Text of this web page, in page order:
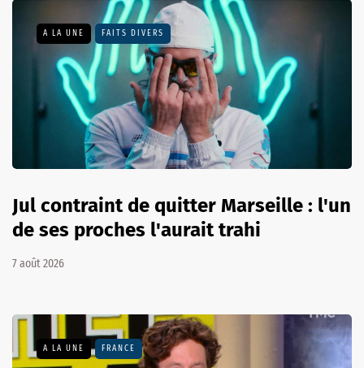
A LA UNE FAITS DIVERS
Jul contraint de quitter Marseille : l'un
de ses proches l'aurait trahi
7 août 2026
A LA UNE FRANCE